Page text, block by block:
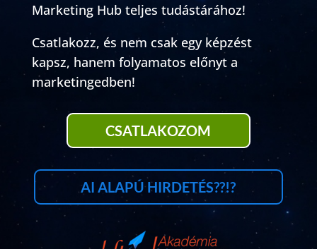
Marketing Hub teljes tudástárához!
Csatlakozz, és nem csak egy képzést
kapsz, hanem folyamatos előnyt a
marketingedben!
CSATLAKOZOM
AI ALAPÚ HIRDETÉS??!?